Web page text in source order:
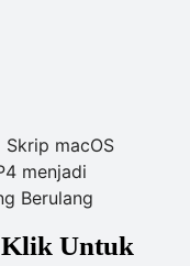
Skrip macOS
menjadi
Berulang
Klik Untuk